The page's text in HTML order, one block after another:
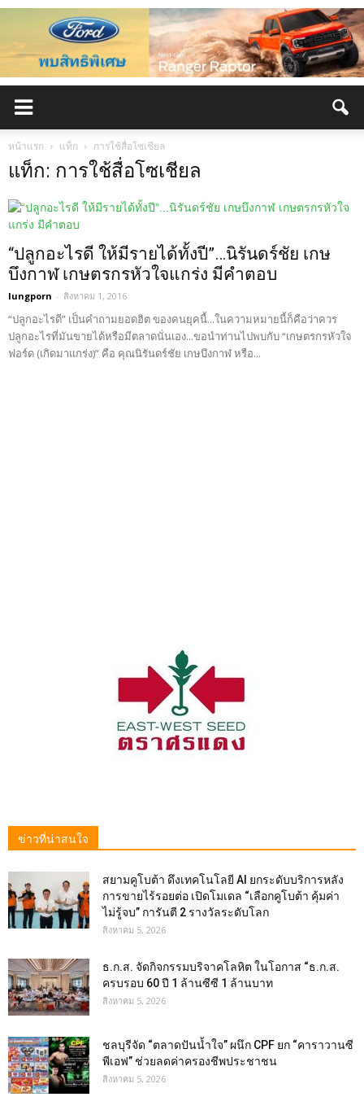
หน้าแรก แท็ก การใช้สื่อโซเชียล
แท็ก: การใช้สื่อโซเชียล
“ปลูกอะไรดี ให้มีรายได้ทั้งปี”…นิรันดร์ชัย เกษ
บึงกาฬ เกษตรกรหัวใจแกร่ง มีคำตอบ
lungporn - สิงหาคม 1, 2016
“ปลูกอะไรดี” เป็นคำถามยอดฮิต ของคนยุคนี้...ในความหมายนี้ก็คือว่าควร
ปลูกอะไรที่มันขายได้หรือมีตลาดนั่นเอง...ขอนำท่านไปพบกับ “เกษตรกรหัวใจ
ฟอร์ด (เกิดมาแกร่ง)” คือ คุณนิรันดร์ชัย เกษบึงกาฬ หรือ...
ข่าวที่น่าสนใจ
สยามคูโบต้า ดึงเทคโนโลยี AI ยกระดับบริการหลัง
การขายไร้รอยต่อ เปิดโมเดล “เลือกคูโบต้า คุ้มค่า
ไม่รู้จบ” การันตี 2 รางวัลระดับโลก
สิงหาคม 5, 2026
ธ.ก.ส. จัดกิจกรรมบริจาคโลหิต ในโอกาส “ธ.ก.ส.
ครบรอบ 60 ปี 1 ล้านซีซี 1 ล้านบาท
สิงหาคม 5, 2026
ชลบุรีจัด “ตลาดปันน้ำใจ” ผนึก CPF ยก “คาราวานซี
พีเอฟ” ช่วยลดค่าครองชีพประชาชน
สิงหาคม 5, 2026